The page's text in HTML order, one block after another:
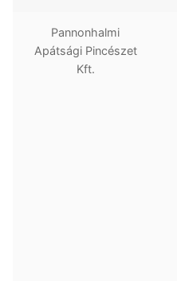
Pannonhalmi
Apátsági Pincészet
Kft.